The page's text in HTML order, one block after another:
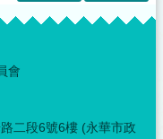
會
二段6號6樓 (永華市政